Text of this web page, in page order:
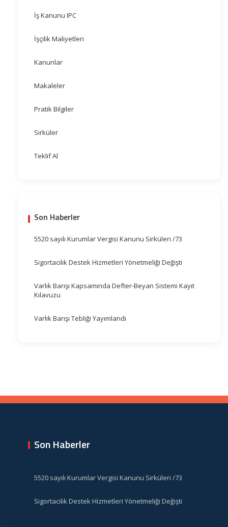
İş Kanunu IPC
İşçilik Maliyetleri
Kanunlar
Makaleler
Pratik Bilgiler
Sirküler
Teklif Al
Son Haberler
5520 sayılı Kurumlar Vergisi Kanunu Sirküleri /73
Sigortacılık Destek Hizmetleri Yönetmeliği Değişti
Varlık Barışı Kapsamında Defter-Beyan Sistemi Kayıt
Kılavuzu
Varlık Barışı Tebliği Yayımlandı
Son Haberler
5520 sayılı Kurumlar Vergisi Kanunu Sirküleri /73
Sigortacılık Destek Hizmetleri Yönetmeliği Değişti